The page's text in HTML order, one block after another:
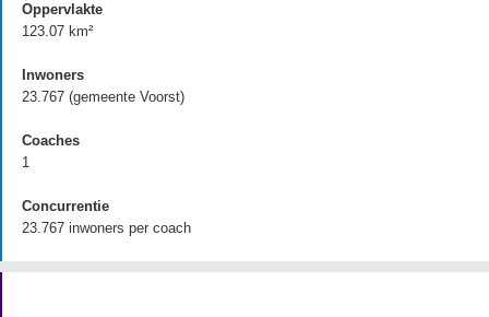
Oppervlakte
123.07 km²
Inwoners
23.767 (gemeente Voorst)
Coaches
1
Concurrentie
23.767 inwoners per coach